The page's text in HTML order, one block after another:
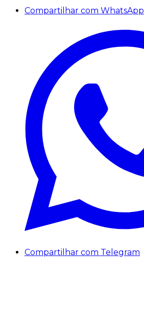
Compartilhar com WhatsApp
Compartilhar com Telegram